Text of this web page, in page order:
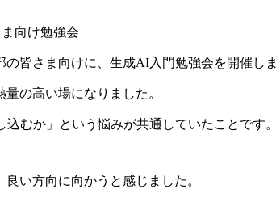
向け勉強会
皆さま向けに、生成AI入門勉強会を開催しま
の高い場になりました。
むか」という悩みが共通していたことです。
い方向に向かうと感じました。